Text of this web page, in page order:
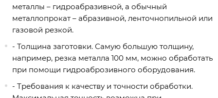
металлы – гидроабразивной, а обычный
металлопрокат – абразивной, ленточнопильной или
газовой резкой.
- Толщина заготовки. Самую большую толщину,
например, резка металла 100 мм, можно обработать
при помощи гидроаброзивного оборудования.
- Требования к качеству и точности обработки.